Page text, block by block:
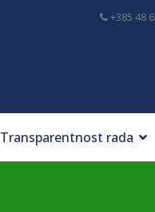
+385 48
Transparentnost rada